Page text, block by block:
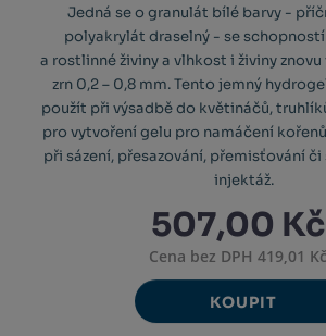
Jedná se o granulát bílé barvy -
polyakrylát draselný - se
a rostlinné živiny a vlhkost i živiny
zrn 0,2 – 0,8 mm. Tento jemný
použít při výsadbě do květináčů,
pro vytvoření gelu pro namáčení
při sázení, přesazování, přemisťování
injektáž.
507,00 Kč
Cena bez DPH 419,01 Kč
KOUPIT